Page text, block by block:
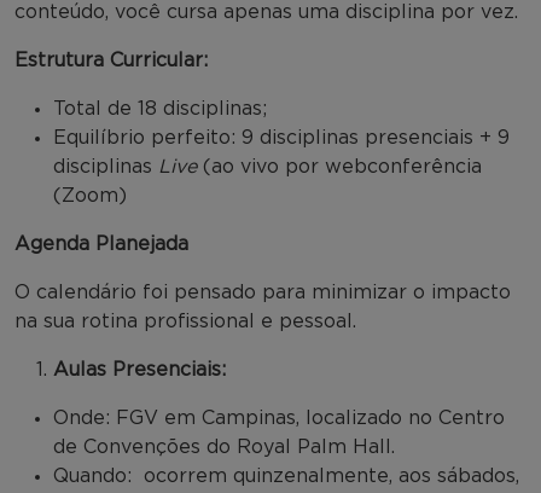
conteúdo, você cursa apenas uma disciplina por vez.
Estrutura Curricular:
Total de 18 disciplinas;
Equilíbrio perfeito: 9 disciplinas presenciais + 9
disciplinas Live(ao vivo por webconferência
(Zoom)
Agenda Planejada
O calendário foi pensado para minimizar o impacto
na sua rotina profissional e pessoal.
Aulas Presenciais:
Onde: FGV em Campinas, localizado no Centro
de Convenções do Royal Palm Hall.
Quando: ocorrem quinzenalmente, aos sábados,